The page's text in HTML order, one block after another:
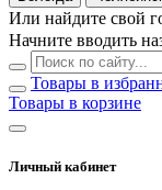
Или найдите свой
Начните вводить
Товары в
Товары в корзине
Личный кабинет